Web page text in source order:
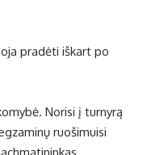
pradėti iškart po
Norisi į turnyrą
ruošimuisi